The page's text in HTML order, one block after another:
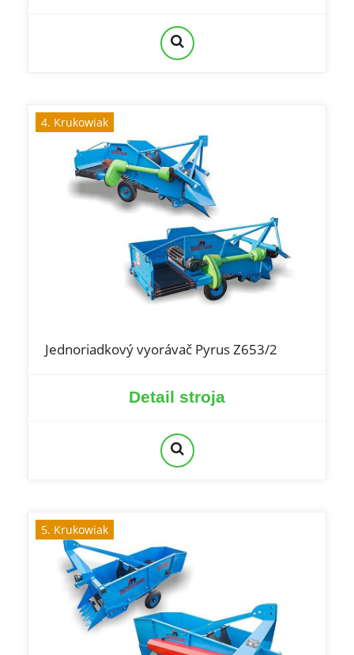
4. Krukowiak
Jednoriadkový vyorávač Pyrus Z653/2
Detail stroja
5. Krukowiak